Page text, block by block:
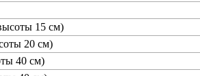
15 см)
20 см)
40 см)